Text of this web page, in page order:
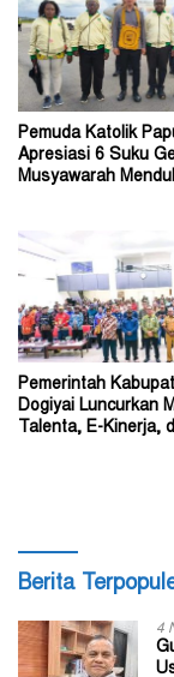
Pemuda Katolik
Apresiasi 6 Suku
Musyawarah
Pemerintah
Dogiyai Luncurkan
Talenta, E-Kinerja,
Berita
4